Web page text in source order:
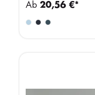
Ab 20,56 €*